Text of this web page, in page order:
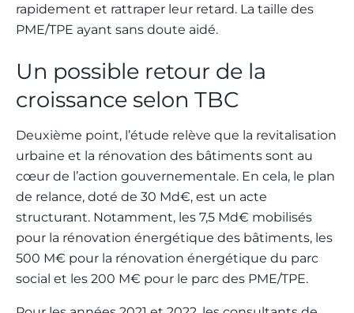
rapidement et rattraper leur retard. La taille des
PME/TPE ayant sans doute aidé.
Un possible retour de la
croissance selon TBC
Deuxième point, l’étude relève que la revitalisation
urbaine et la rénovation des bâtiments sont au
cœur de l’action gouvernementale. En cela, le plan
de relance, doté de 30 Md€, est un acte
structurant. Notamment, les 7,5 Md€ mobilisés
pour la rénovation énergétique des bâtiments, les
500 M€ pour la rénovation énergétique du parc
social et les 200 M€ pour le parc des PME/TPE.